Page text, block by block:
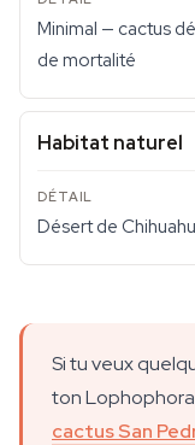
Minimal — cactus
de mortalité
Habitat naturel
Désert de
Si tu veux
ton
cactus San